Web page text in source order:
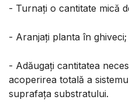
- Turnaţi o cantitate mică
- Aranjaţi planta în ghiveci;
- Adăugați cantitatea
acoperirea totală a
suprafaţa substratului.